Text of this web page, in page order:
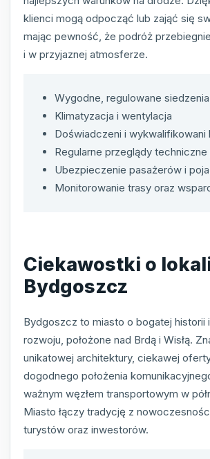
klienci mogą odpocząć lub zająć się
mając pewność, że podróż
i w przyjaznej atmosferze.
Wygodne, regulowane siedzenia
Klimatyzacja i wentylacja
Doświadczeni i
Regularne przeglądy
Ubezpieczenie pasażerów i
Monitorowanie trasy oraz
Ciekawostki o
Bydgoszcz
Bydgoszcz to miasto o bogatej historii
rozwoju, położone nad Brdą i Wisłą.
unikatowej architektury, ciekawej
dogodnego położenia
ważnym węzłem transportowym w
Miasto łączy tradycję z
turystów oraz inwestorów.